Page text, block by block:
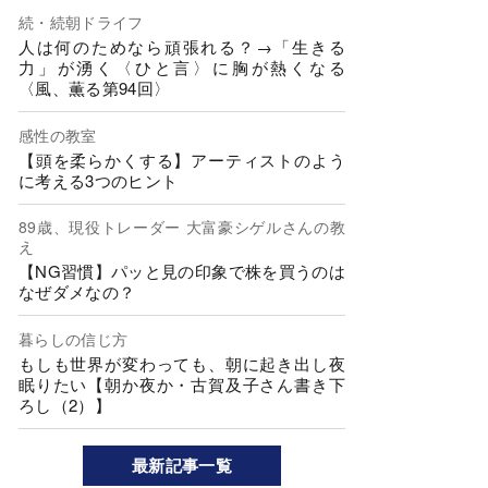
続・続朝ドライフ
人は何のためなら頑張れる？→「生きる
力」が湧く〈ひと言〉に胸が熱くなる
〈風、薫る第94回〉
感性の教室
【頭を柔らかくする】アーティストのよう
に考える3つのヒント
89歳、現役トレーダー 大富豪シゲルさんの教
え
【NG習慣】パッと見の印象で株を買うのは
なぜダメなの？
暮らしの信じ方
もしも世界が変わっても、朝に起き出し夜
眠りたい【朝か夜か・古賀及子さん書き下
ろし（2）】
最新記事一覧